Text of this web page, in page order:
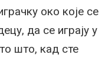
око које се
да се играју у
што, кад сте